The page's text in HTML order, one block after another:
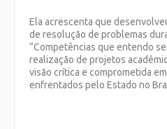
Ela acrescenta que
de resolução de problemas
“Competências que entendo
realização de projetos
visão crítica e comprometida
enfrentados pelo Estado no